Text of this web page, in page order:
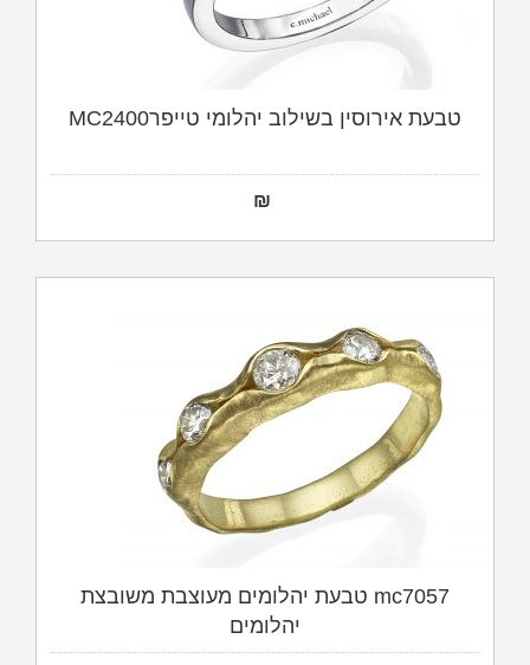
טבעת אירוסין בשילוב יהלומי טייפרMC2400
₪
mc7057 טבעת יהלומים מעוצבת משובצת
יהלומים